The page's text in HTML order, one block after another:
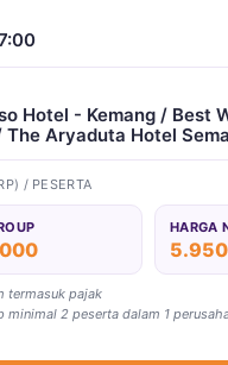
Hotel - Kemang / Best
The Aryaduta Hotel
/ PESERTA
HARGA
termasuk pajak
minimal 2 peserta dalam 1